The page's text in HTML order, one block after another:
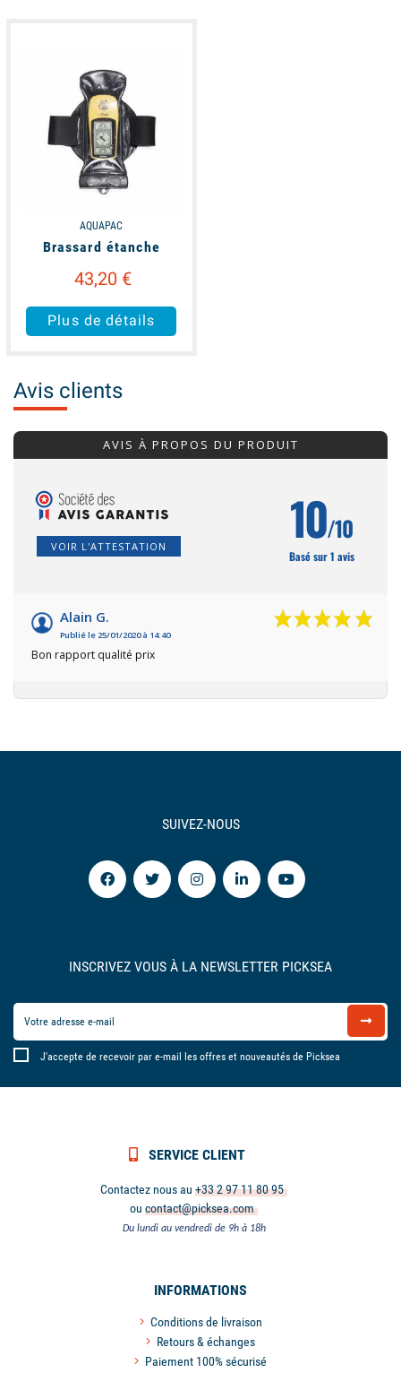
AQUAPAC
Brassard étanche
43,20 €
Plus de détails
Avis clients
AVIS À PROPOS DU PRODUIT
VOIR L'ATTESTATION 10/10
Basé sur 1 avis
Alain G.
Publié le 25/01/2020 à 14:40
Bon rapport qualité prix
SUIVEZ-NOUS
INSCRIVEZ VOUS À LA NEWSLETTER PICKSEA
J'accepte de recevoir par e-mail les offres et nouveautés de Picksea
SERVICE CLIENT
Contactez nous au +33 2 97 11 80 95
ou contact@picksea.com
Du lundi au vendredi de 9h à 18h
INFORMATIONS
Conditions de livraison
Retours & échanges
Paiement 100% sécurisé